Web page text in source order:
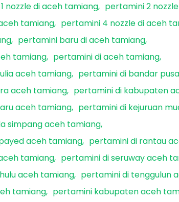
nozzle di aceh tamiang
pertamini 2
tamiang
pertamini 4 nozzle di aceh
pertamini baru di aceh tamiang
tamiang
pertamini di aceh tamiang
aceh tamiang
pertamini di bandar
aceh tamiang
pertamini di kabupaten
aceh tamiang
pertamini di kejuruan
simpang aceh tamiang
aceh tamiang
pertamini di rantau
tamiang
pertamini di seruway aceh
aceh tamiang
pertamini di tenggulun
tamiang
pertamini kabupaten aceh